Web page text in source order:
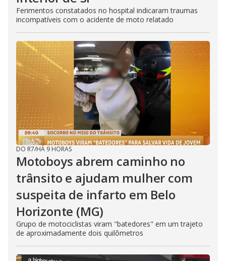
Ferimentos constatados no hospital indicaram traumas
incompatíveis com o acidente de moto relatado
DO R7/HÁ 9 HORAS
Motoboys abrem caminho no
trânsito e ajudam mulher com
suspeita de infarto em Belo
Horizonte (MG)
Grupo de motociclistas viram "batedores" em um trajeto
de aproximadamente dois quilômetros